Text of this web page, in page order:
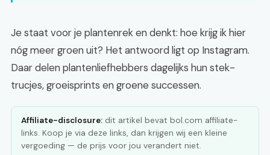
Je staat voor je plantenrek en denkt: hoe krijg ik hier
nóg meer groen uit? Het antwoord ligt op Instagram.
Daar delen plantenliefhebbers dagelijks hun stek-
trucjes, groeisprints en groene successen.
Affiliate-disclosure: dit artikel bevat bol.com affiliate-
links. Koop je via deze links, dan krijgen wij een kleine
vergoeding — de prijs voor jou verandert niet.